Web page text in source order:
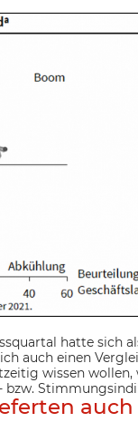
hatte sich
auch einen
wissen
bzw.